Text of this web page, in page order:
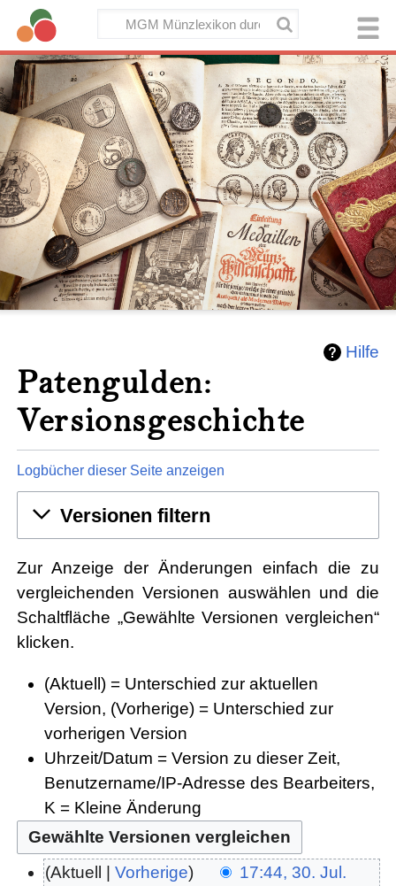
Hilfe
Patengulden:
Versionsgeschichte
Logbücher dieser Seite anzeigen
Versionen filtern
Zur Anzeige der Änderungen einfach die zu
vergleichenden Versionen auswählen und die
Schaltfläche „Gewählte Versionen vergleichen“
klicken.
(Aktuell) = Unterschied zur aktuellen
Version, (Vorherige) = Unterschied zur
vorherigen Version
Uhrzeit/Datum = Version zu dieser Zeit,
Benutzername/IP-Adresse des Bearbeiters,
K = Kleine Änderung
Aktuell Vorherige
17:44, 30. Jul.